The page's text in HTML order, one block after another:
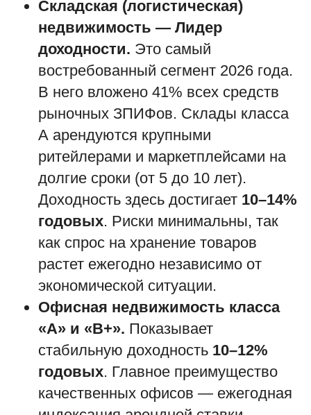
Складская (логистическая)
недвижимость — Лидер
доходности. Это самый
востребованный сегмент 2026 года.
В него вложено 41% всех средств
рыночных ЗПИФов. Склады класса
А арендуются крупными
ритейлерами и маркетплейсами на
долгие сроки (от 5 до 10 лет).
Доходность здесь достигает 10–14%
годовых. Риски минимальны, так
как спрос на хранение товаров
растет ежегодно независимо от
экономической ситуации.
Офисная недвижимость класса
«А» и «B+». Показывает
стабильную доходность 10–12%
годовых. Главное преимущество
качественных офисов — ежегодная